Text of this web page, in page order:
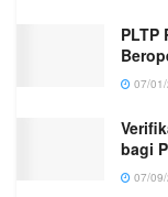
PLTP
07/
bagi
07/